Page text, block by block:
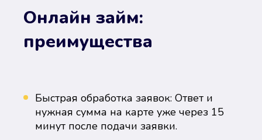
Онлайн займ:
преимущества
Быстрая обработка заявок: Ответ и
нужная сумма на карте уже через 15
минут после подачи заявки.